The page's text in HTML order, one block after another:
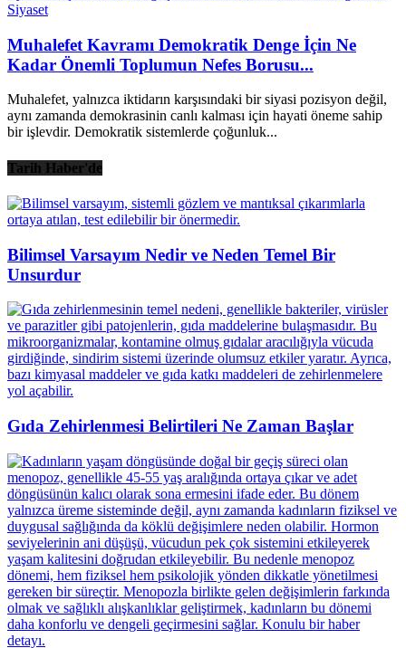
Siyaset
Muhalefet Kavramı Demokratik Denge İçin Ne
Kadar Önemli Toplumun Nefes Borusu...
Muhalefet, yalnızca iktidarın karşısındaki bir siyasi pozisyon değil,
aynı zamanda demokrasinin canlı kalması için hayati öneme sahip
bir işlevdir. Demokratik sistemlerde çoğunluk...
Tarih Haber'de
Bilimsel Varsayım Nedir ve Neden Temel Bir
Unsurdur
Gıda Zehirlenmesi Belirtileri Ne Zaman Başlar